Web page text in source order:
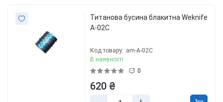
Титанова бусина блакитна Weknife
A-02C
Код товару: am-A-02C
В наявності
0
620 ₴